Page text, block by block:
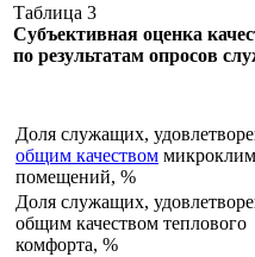
Таблица 3
Субъективная оценка
по результатам опросов
Доля служащих,
общим качеством
помещений, %
Доля служащих,
общим качеством теплового
комфорта, %